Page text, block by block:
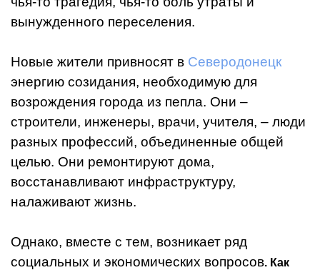
вынужденного переселения.
Новые жители привносят в Северодонецк
энергию созидания, необходимую для
возрождения города из пепла. Они –
строители, инженеры, врачи, учителя, – люди
разных профессий, объединенные общей
целью. Они ремонтируют дома,
восстанавливают инфраструктуру,
налаживают жизнь.
Однако, вместе с тем, возникает ряд
социальных и экономических вопросов. Как